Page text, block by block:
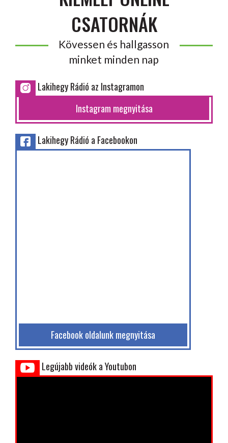
CSATORNÁK
Kövessen és hallgasson
minket minden nap
Lakihegy Rádió az Instagramon
Instagram megnyitása
Lakihegy Rádió a Facebookon
Facebook oldalunk megnyitása
Legújabb videók a Youtubon